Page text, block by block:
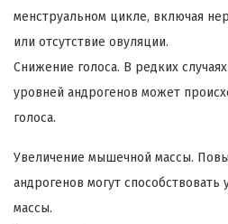
менструальном цикле, включая
или отсутствие овуляции.
Снижение голоса. В редких
уровней андрогенов может
голоса.
Увеличение мышечной массы.
андрогенов могут
массы.